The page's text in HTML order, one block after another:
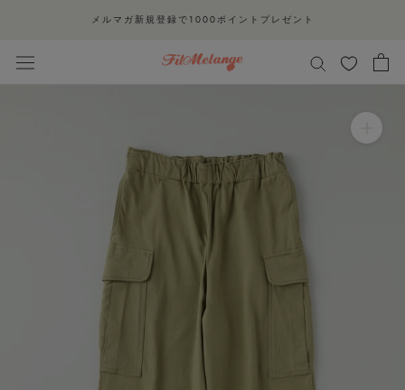
プ
メルマガ新規登録で1000ポイントプレゼント